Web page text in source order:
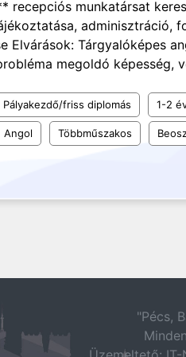
recepciós munkatársat
adminisztráció,
Elvárások: Tárgyalóképes
megoldó képesség,
Pályakezdő/friss diplomás 1-2
Angol Többműszakos
"Pécs,